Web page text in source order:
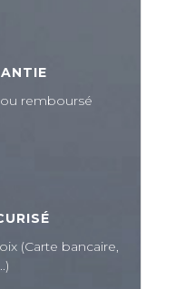
ou remboursé
(Carte bancaire,